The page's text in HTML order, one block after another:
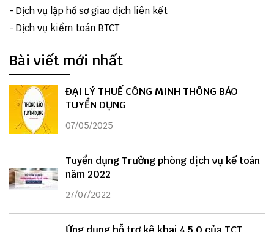
- Dịch vụ lập hồ sơ giao dịch liên kết
- Dịch vụ kiểm toán BTCT
Bài viết mới nhất
ĐẠI LÝ THUẾ CÔNG MINH THÔNG BÁO
TUYỂN DỤNG
07/05/2025
Tuyển dụng Trưởng phòng dịch vụ kế toán
năm 2022
27/07/2022